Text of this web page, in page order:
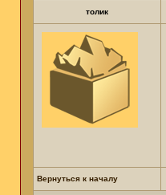
толик
Вернуться к началу